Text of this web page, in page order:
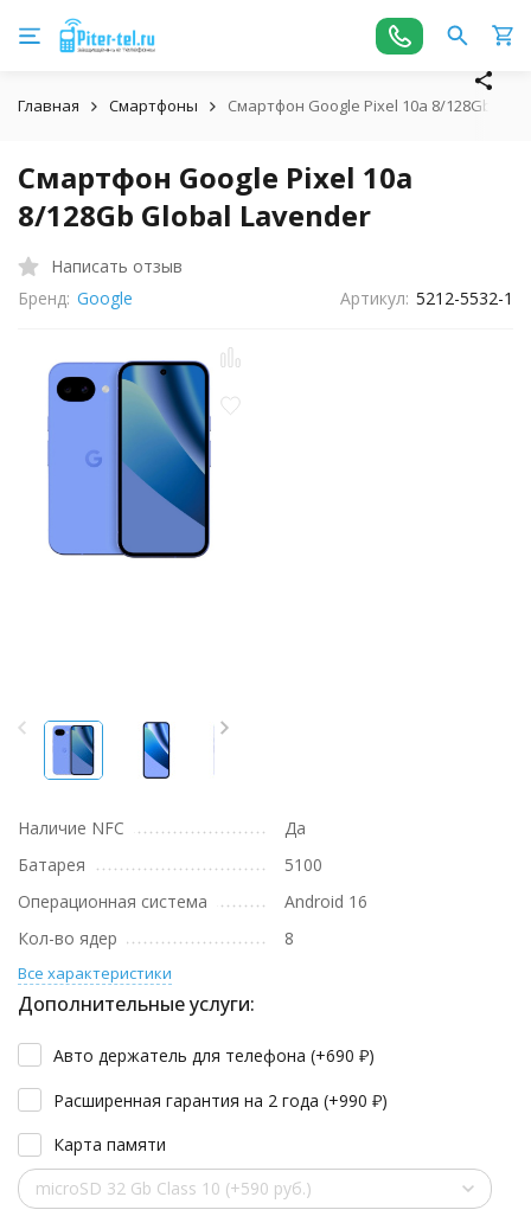
Главная Смартфоны Смартфон Google Pixel 10a 8/128Gb
Смартфон Google Pixel 10a
8/128Gb Global Lavender
Написать отзыв
Бренд: Google Артикул: 5212-5532-1
Наличие NFC
Да
Батарея
5100
Операционная система
Android 16
Кол-во ядер
8
Все характеристики
Дополнительные услуги:
Авто держатель для телефона (+690 ₽)
Расширенная гарантия на 2 года (+990 ₽)
Карта памяти
microSD 32 Gb Class 10 (+590 руб.)